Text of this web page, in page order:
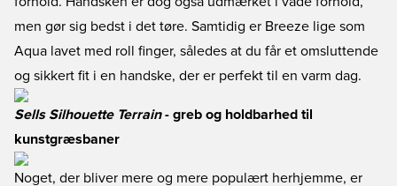
men gør sig bedst i det tøre. Samtidig er Breeze lige som
Aqua lavet med roll finger, således at du får et omsluttende
og sikkert fit i en handske, der er perfekt til en varm dag.
Sells Silhouette Terrain- greb og holdbarhed til
kunstgræsbaner
Noget, der bliver mere og mere populært herhjemme, er